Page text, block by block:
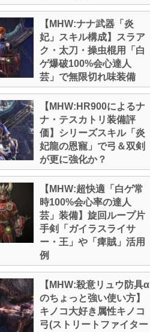
【MHW:ナナ武器「炎
妃」スキル構成】スラア
ク・太刀・操虫棍用「白
ゲ爆破100%会心達人
芸」で無限切れ味装備
【MHW:HR900によるナ
ナ・テスカトリ装備評
価】シリーズスキル「炎
妃龍の恩寵」で弓＆双剣
が更に強化か？
【MHW:超快適「白ゲ常
時100%会心率の達人
芸」装備】旋回ループ片
手剣「ガイラスライサ
ー・王」や「痺賊」活用
例
【MHW:殺意リュウ防具α
のちょっと強い使い方】
キノコ大好き属性キノコ
弓(ストリートファイター